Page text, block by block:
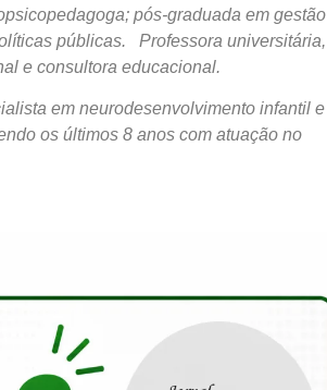
pós-graduada em gestão
públicas. Professora universitária,
e consultora educacional.
em neurodesenvolvimento infantil e
os últimos 8 anos com atuação no